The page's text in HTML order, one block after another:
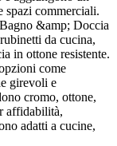
spazi commerciali.
&amp; Doccia
da cucina,
in ottone resistente.
come
girevoli e
cromo, ottone,
affidabilità,
adatti a cucine,